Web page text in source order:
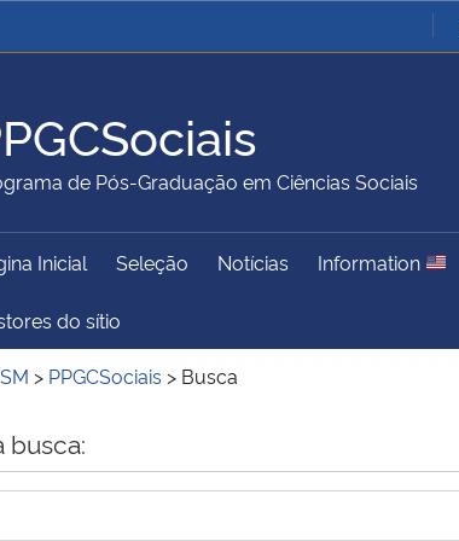
Ministério da Justiça e
Ministério da Defesa
Ministério da Educação
Ministério do Turismo
Institucional
de Pós-Graduação em Ciências Sociais
Inicial Seleção Notícias Information
do sítio
> PPGCSociais > Busca
busca: